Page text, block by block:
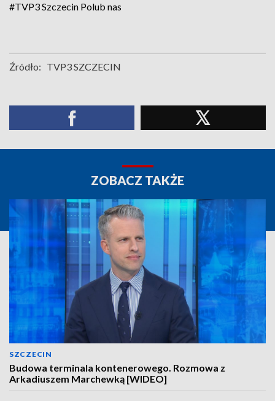
#TVP3 Szczecin Polub nas
Źródło: TVP3 SZCZECIN
ZOBACZ TAKŻE
SZCZECIN
Budowa terminala kontenerowego. Rozmowa z
Arkadiuszem Marchewką [WIDEO]